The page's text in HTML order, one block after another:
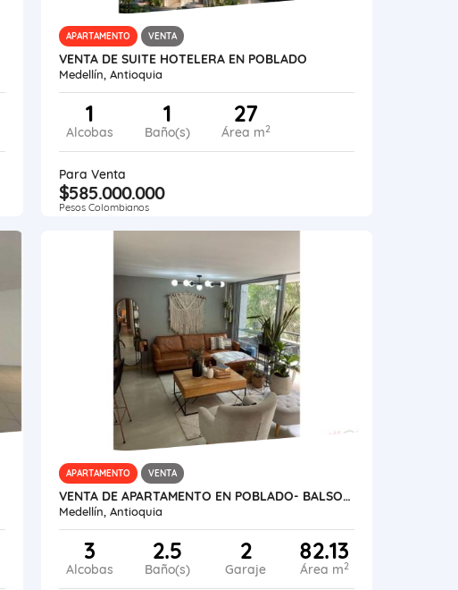
APARTAMENTO VENTA
VENTA DE SUITE HOTELERA EN POBLADO
Medellín, Antioquia
1
Alcobas
1
Baño(s)
27
Área m2
Para Venta
$585.000.000
Pesos Colombianos
APARTAMENTO VENTA
VENTA DE APARTAMENTO EN POBLADO- BALSOS BAGATELA
Medellín, Antioquia
3
Alcobas
2.5
Baño(s)
2
Garaje
82.13
Área m2